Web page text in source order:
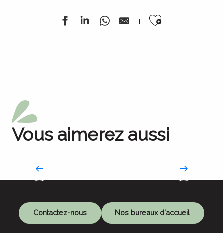
Ajouter
Vous aimerez aussi
Contactez-nous Nos bureaux d'accueil